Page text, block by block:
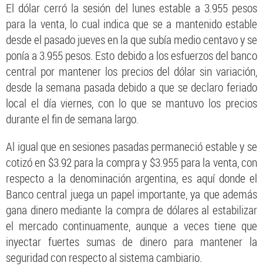
El dólar cerró la sesión del lunes estable a 3.955 pesos
para la venta, lo cual indica que se a mantenido estable
desde el pasado jueves en la que subía medio centavo y se
ponía a 3.955 pesos. Esto debido a los esfuerzos del banco
central por mantener los precios del dólar sin variación,
desde la semana pasada debido a que se declaro feriado
local el día viernes, con lo que se mantuvo los precios
durante el fin de semana largo.
Al igual que en sesiones pasadas permaneció estable y se
cotizó en $3.92 para la compra y $3.955 para la venta, con
respecto a la denominación argentina, es aquí donde el
Banco central juega un papel importante, ya que además
gana dinero mediante la compra de dólares al estabilizar
el mercado continuamente, aunque a veces tiene que
inyectar fuertes sumas de dinero para mantener la
seguridad con respecto al sistema cambiario.